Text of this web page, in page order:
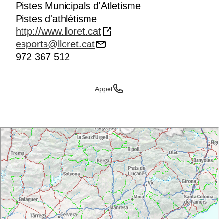
Capacité d'accueil public: 560 personnes
Capacité d'accueil de sportifs: 300 personnes
Tableau de marquage manuel
Matériel audio
Pistes Municipals d'Atletisme
Pistes d'athlétisme
http://www.lloret.cat
esports@lloret.cat
972 367 512
Appel